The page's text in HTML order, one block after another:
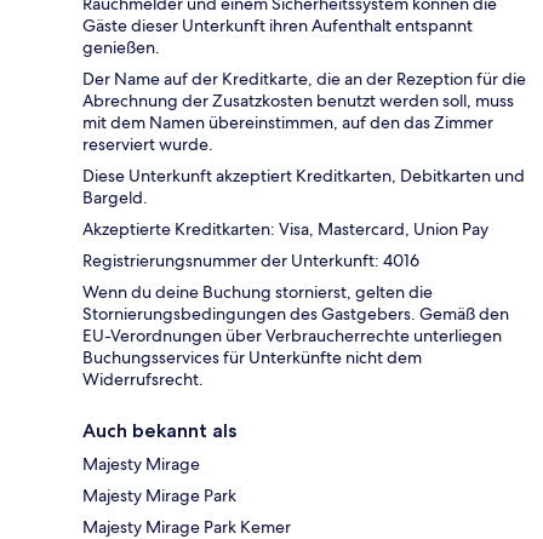
Gäste dieser Unterkunft ihren Aufenthalt entspannt
genießen.
Der Name auf der Kreditkarte, die an der Rezeption für die
Abrechnung der Zusatzkosten benutzt werden soll, muss
mit dem Namen übereinstimmen, auf den das Zimmer
reserviert wurde.
Diese Unterkunft akzeptiert Kreditkarten, Debitkarten und
Bargeld.
Akzeptierte Kreditkarten: Visa, Mastercard, Union Pay
Registrierungsnummer der Unterkunft: 4016
Wenn du deine Buchung stornierst, gelten die
Stornierungsbedingungen des Gastgebers. Gemäß den
EU-Verordnungen über Verbraucherrechte unterliegen
Buchungsservices für Unterkünfte nicht dem
Widerrufsrecht.
Auch bekannt als
Majesty Mirage
Majesty Mirage Park
Majesty Mirage Park Kemer